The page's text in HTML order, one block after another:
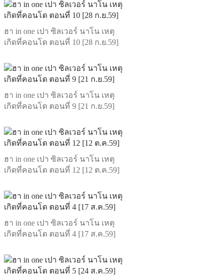
ฮา in one เปา ซิลเวอร์ นาโน เหตุ
เกิดที่คอนโด ตอนที่ 10 [28 ก.ย.59]
ฮา in one เปา ซิลเวอร์ นาโน เหตุ
เกิดที่คอนโด ตอนที่ 9 [21 ก.ย.59]
ฮา in one เปา ซิลเวอร์ นาโน เหตุ
เกิดที่คอนโด ตอนที่ 12 [12 ต.ค.59]
ฮา in one เปา ซิลเวอร์ นาโน เหตุ
เกิดที่คอนโด ตอนที่ 4 [17 ส.ค.59]